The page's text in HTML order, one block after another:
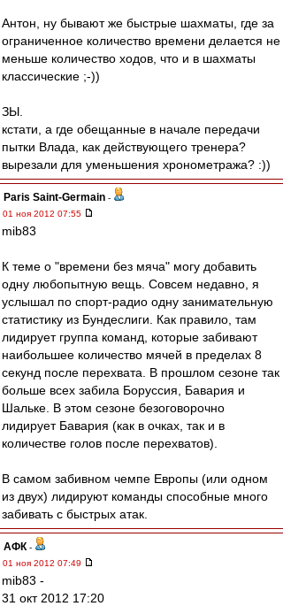
Антон, ну бывают же быстрые шахматы, где за
ограниченное количество времени делается не
меньше количество ходов, что и в шахматы
классические ;-))
ЗЫ.
кстати, а где обещанные в начале передачи
пытки Влада, как действующего тренера?
вырезали для уменьшения хронометража? :))
Paris Saint-Germain -
01 ноя 2012 07:55
mib83
К теме о "времени без мяча" могу добавить
одну любопытную вещь. Совсем недавно, я
услышал по спорт-радио одну занимательную
статистику из Бундеслиги. Как правило, там
лидирует группа команд, которые забивают
наибольшее количество мячей в пределах 8
секунд после перехвата. В прошлом сезоне так
больше всех забила Боруссия, Бавария и
Шальке. В этом сезоне безоговорочно
лидирует Бавария (как в очках, так и в
количестве голов после перехватов).
В самом забивном чемпе Европы (или одном
из двух) лидируют команды способные много
забивать с быстрых атак.
АФК -
01 ноя 2012 07:49
mib83 -
31 окт 2012 17:20